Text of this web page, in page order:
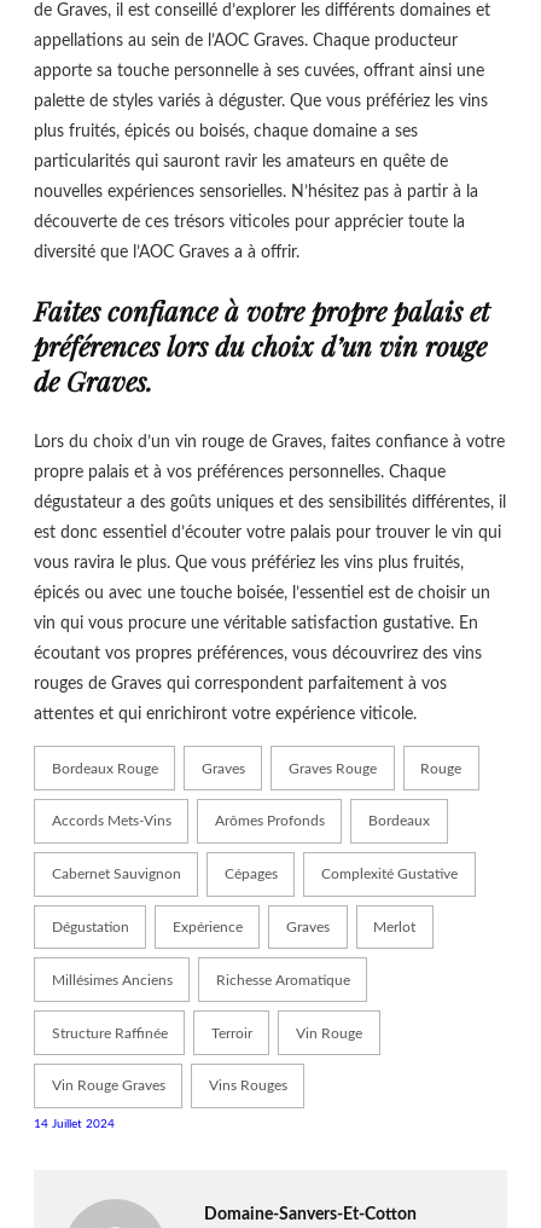
de Graves, il est conseillé d’explorer les différents domaines et
appellations au sein de l’AOC Graves. Chaque producteur
apporte sa touche personnelle à ses cuvées, offrant ainsi une
palette de styles variés à déguster. Que vous préfériez les vins
plus fruités, épicés ou boisés, chaque domaine a ses
particularités qui sauront ravir les amateurs en quête de
nouvelles expériences sensorielles. N’hésitez pas à partir à la
découverte de ces trésors viticoles pour apprécier toute la
diversité que l’AOC Graves a à offrir.
Faites confiance à votre propre palais et
préférences lors du choix d’un vin rouge
de Graves.
Lors du choix d’un vin rouge de Graves, faites confiance à votre
propre palais et à vos préférences personnelles. Chaque
dégustateur a des goûts uniques et des sensibilités différentes, il
est donc essentiel d’écouter votre palais pour trouver le vin qui
vous ravira le plus. Que vous préfériez les vins plus fruités,
épicés ou avec une touche boisée, l’essentiel est de choisir un
vin qui vous procure une véritable satisfaction gustative. En
écoutant vos propres préférences, vous découvrirez des vins
rouges de Graves qui correspondent parfaitement à vos
attentes et qui enrichiront votre expérience viticole.
Bordeaux Rouge Graves Graves Rouge Rouge
Accords Mets-Vins Arômes Profonds Bordeaux
Cabernet Sauvignon Cépages Complexité Gustative
Dégustation Expérience Graves Merlot
Millésimes Anciens Richesse Aromatique
Structure Raffinée Terroir Vin Rouge
Vin Rouge Graves Vins Rouges
14 Juillet 2024
Domaine-Sanvers-Et-Cotton